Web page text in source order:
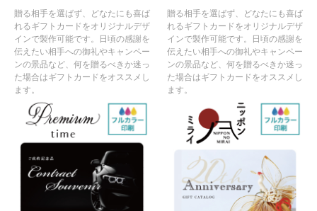
贈る相手を選ばず、どなたにも喜ば
れるギフトカードをオリジナルデザ
インで製作可能です。日頃の感謝を
伝えたい相手への御礼やキャンペー
ンの景品など、何を贈るべきか迷っ
た場合はギフトカードをオススメし
ます。
贈る相手を選ばず、どなたにも喜ば
れるギフトカードをオリジナルデザ
インで製作可能です。日頃の感謝を
伝えたい相手への御礼やキャンペー
ンの景品など、何を贈るべきか迷っ
た場合はギフトカードをオススメし
ます。